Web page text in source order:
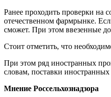
Ранее проходить проверки на
отечественном фармрынке.
сможет. При этом ввезенные до
Стоит отметить, что
При этом ряд иностранных
словам, поставки
Мнение Россельхознадзора